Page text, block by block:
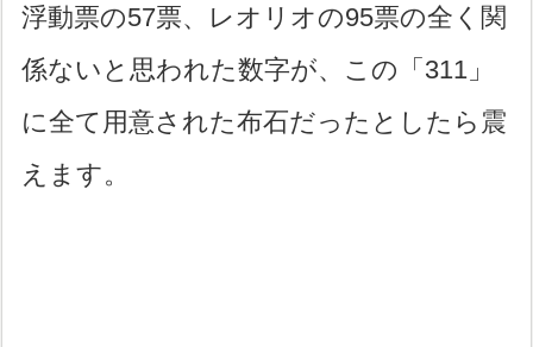
浮動票の57票、レオリオの95票の全く関
係ないと思われた数字が、この「311」
に全て用意された布石だったとしたら震
えます。